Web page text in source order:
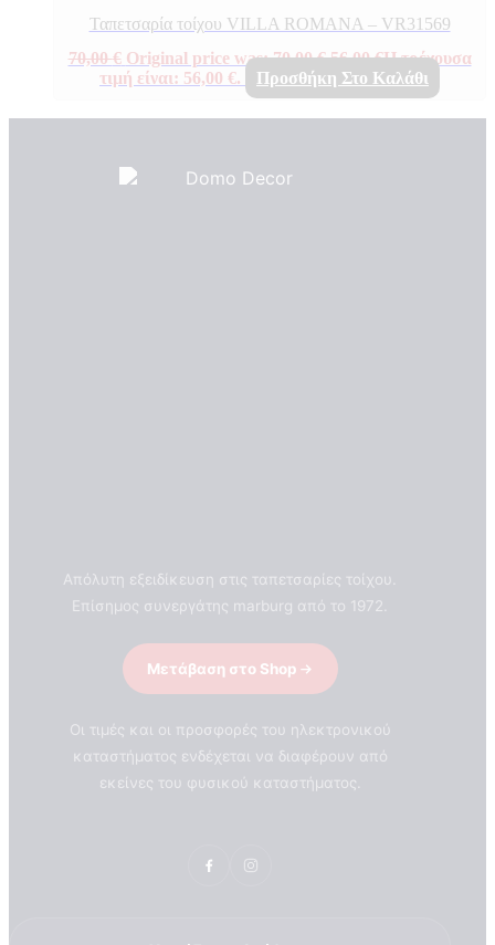
ΠΙΣΤΟΠΟΙΗΤΙΚΑ ΟΙΚΟΛΟΓΙΑΣ
Ταπετσαρία τοίχου VILLA ROMANA – VR31569
70,00€ Original price was: 70,00 €.56,00€Η τρέχουσα
τιμή είναι: 56,00 €.
Προσθήκη Στο Καλάθι
Απόλυτη εξειδίκευση στις ταπετσαρίες τοίχου.
Επίσημος συνεργάτης marburg από το 1972.
Μετάβαση στο Shop
Οι τιμές και οι προσφορές του ηλεκτρονικού
καταστήματος ενδέχεται να διαφέρουν από
εκείνες του φυσικού καταστήματος.